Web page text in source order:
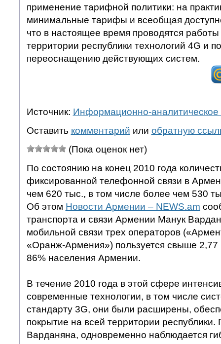
применение тарифной политики: на
минимальные тарифы и всеобщая
что в настоящее время проводятся
территории республики технологий 4G и
переоснащению действующих систем.
Источник: Информационно-аналитическое
Оставить комментарий или обратную
(Пока оценок нет)
По состоянию на конец 2010 года
фиксированной телефонной связи в
чем 620 тыс., в том числе более чем 530
Об этом Новости Армении – NEWS.am
транспорта и связи Армении Манук
мобильной связи трех операторов
«Оранж-Армения») пользуется свыше 2,77
86% населения Армении.
В течение 2010 года в этой сфере
современные технологии, в том числе
стандарту 3G, они были расширены,
покрытие на всей территории
Варданяна, одновременно наблюдается